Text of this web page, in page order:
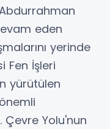
eden
yerinde
Fen İşleri
yürütülen
Çevre Yolu'nun